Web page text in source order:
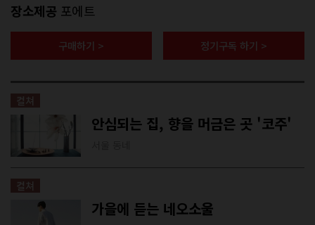
장소제공 포에트
구매하기 > 정기구독 하기 >
컬쳐
안심되는 집, 향을 머금은 곳 '코주'
컬쳐
가을에 듣는 네오소울